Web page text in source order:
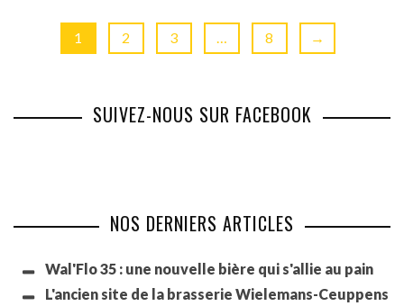
1 2 3 … 8 →
SUIVEZ-NOUS SUR FACEBOOK
NOS DERNIERS ARTICLES
Wal'Flo 35 : une nouvelle bière qui s'allie au pain
L'ancien site de la brasserie Wielemans-Ceuppens